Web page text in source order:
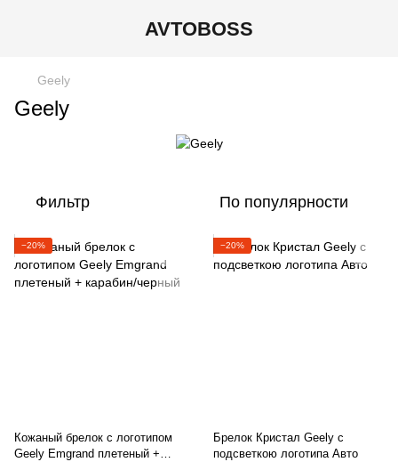
AVTOBOSS
Geely
Geely
Фильтр По популярности
−20%
Кожаный брелок с логотипом
Geely Emgrand плетеный +
−20%
Брелок Кристал Geely с
подсветкою логотипа Авто